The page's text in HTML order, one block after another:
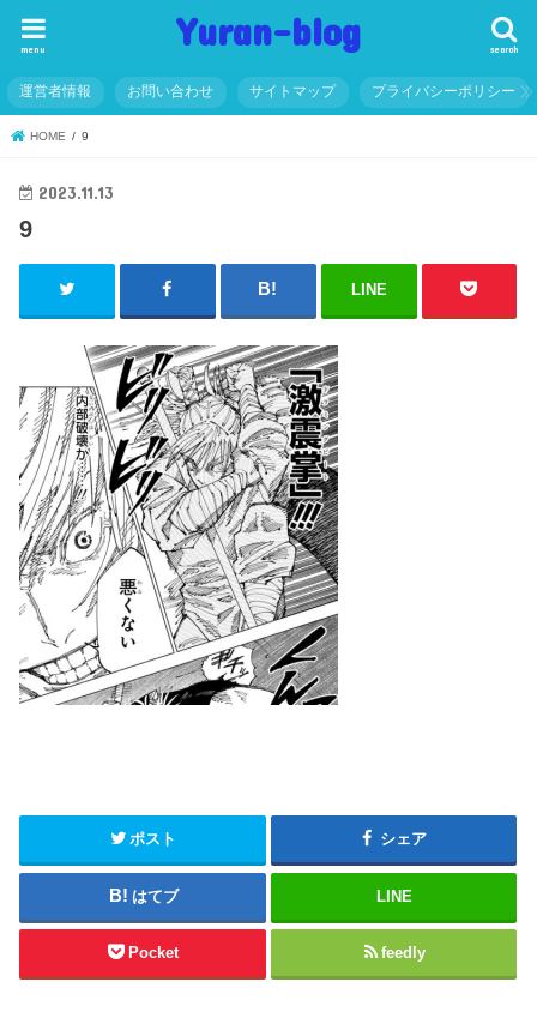
Yuran-blog search
menu
運営者情報 お問い合わせ サイトマップ プライバシーポリシー
HOME 9
2023.11.13
9
LINE
ポスト シェア
はてブ LINE
Pocket feedly